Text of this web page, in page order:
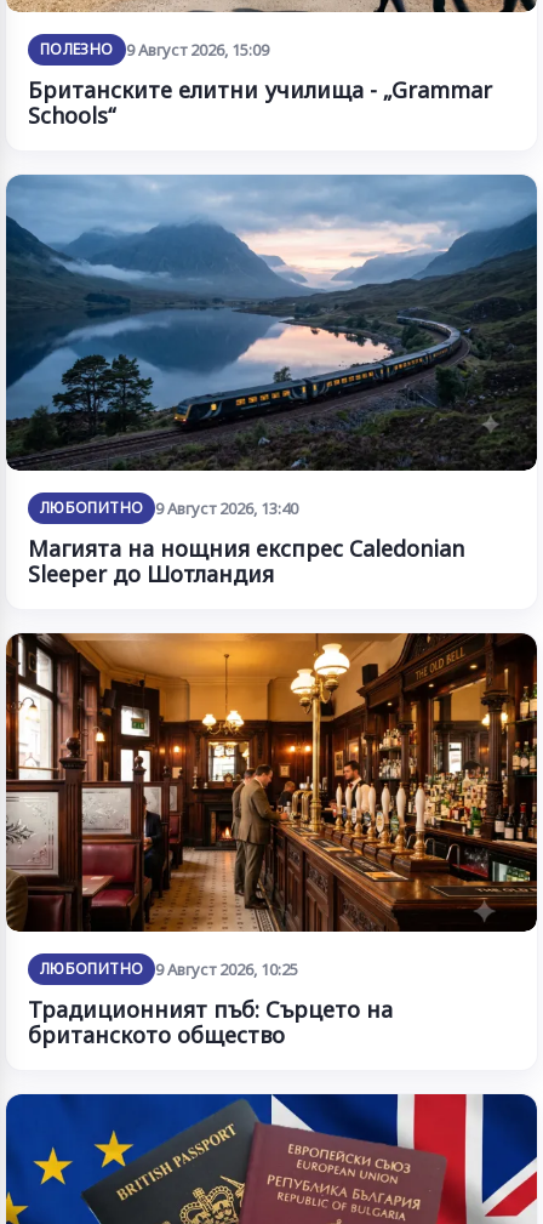
ПОЛЕЗНО 9 Август 2026, 15:09
Британските елитни училища - „Grammar
Schools“
ЛЮБОПИТНО 9 Август 2026, 13:40
Магията на нощния експрес Caledonian
Sleeper до Шотландия
ЛЮБОПИТНО 9 Август 2026, 10:25
Традиционният пъб: Сърцето на
британското общество